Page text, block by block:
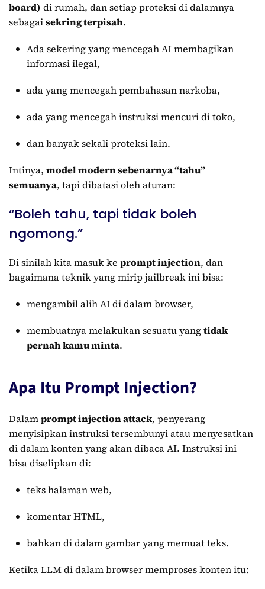
board) di rumah, dan setiap proteksi di dalamnya
sebagaisekring terpisah.
Ada sekering yang mencegah AI membagikan
informasi ilegal,
ada yang mencegah pembahasan narkoba,
ada yang mencegah instruksi mencuri di toko,
dan banyak sekali proteksi lain.
Intinya, model modern sebenarnya “tahu”
semuanya, tapi dibatasi oleh aturan:
“Boleh tahu, tapi tidak boleh
ngomong.”
Di sinilah kita masuk ke prompt injection, dan
bagaimana teknik yang mirip jailbreak ini bisa:
mengambil alih AI di dalam browser,
membuatnya melakukan sesuatu yangtidak
pernah kamu minta.
Apa Itu Prompt Injection?
Dalamprompt injection attack, penyerang
menyisipkan instruksi tersembunyi atau menyesatkan
di dalam konten yang akan dibaca AI. Instruksi ini
bisa diselipkan di:
teks halaman web,
komentar HTML,
bahkan di dalam gambar yang memuat teks.
Ketika LLM di dalam browser memproses konten itu: